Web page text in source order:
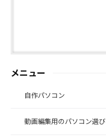
メニュー
自作パソコン
動画編集用のパソコン選び